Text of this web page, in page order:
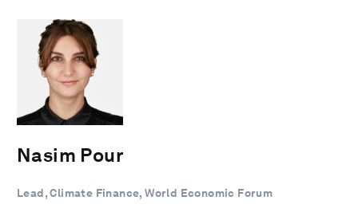
Nasim Pour
Lead, Climate Finance, World Economic Forum